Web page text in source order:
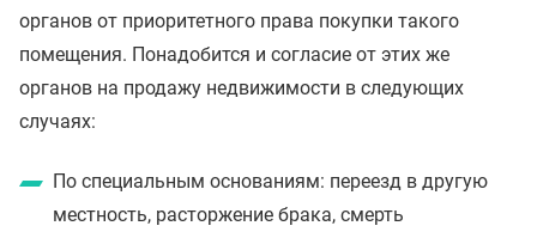
органов от приоритетного права покупки такого
помещения. Понадобится и согласие от этих же
органов на продажу недвижимости в следующих
случаях:
По специальным основаниям: переезд в другую
местность, расторжение брака, смерть